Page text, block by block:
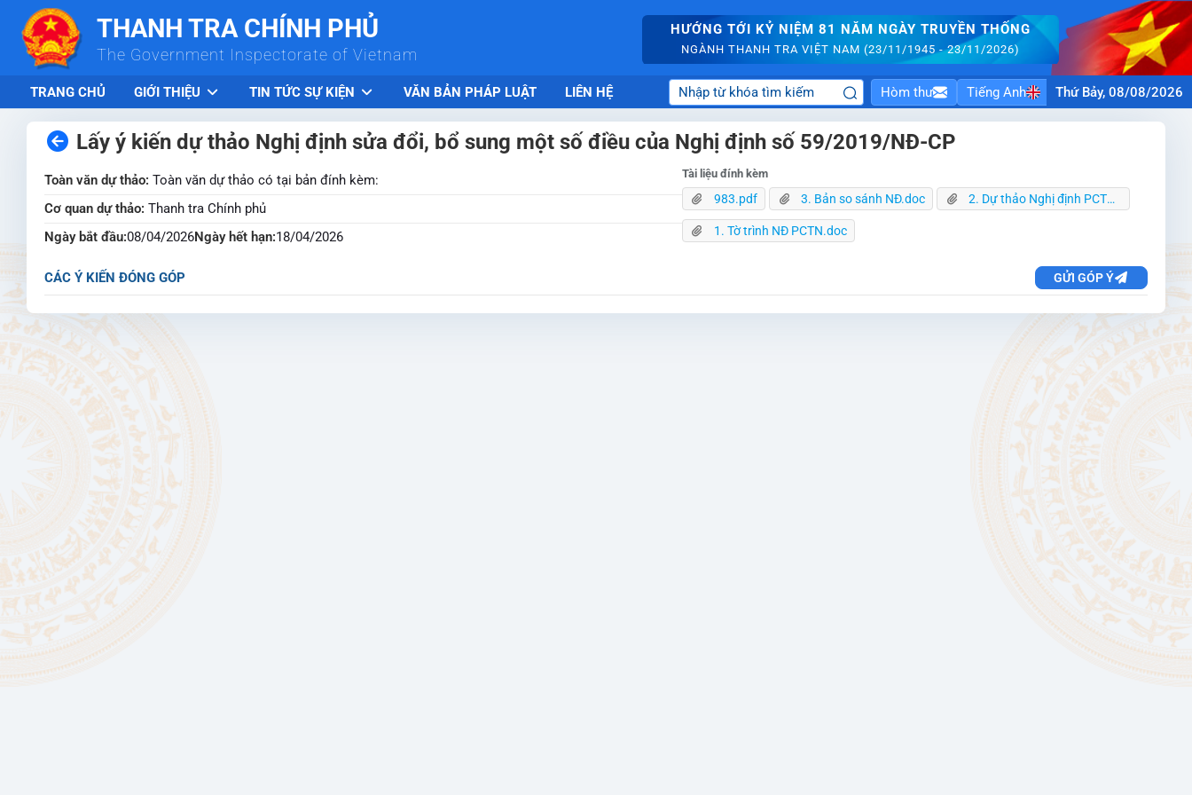
Skip to Main ContentTHANH TRA CHÍNH PHỦ
The Government Inspectorate of Vietnam
HƯỚNG TỚI KỶ NIỆM 81 NĂM NGÀY TRUYỀN THỐNG
NGÀNH THANH TRA VIỆT NAM (23/11/1945 - 23/11/2026)
TRANG CHỦ GIỚI THIỆU TIN TỨC SỰ KIỆN VĂN BẢN PHÁP LUẬT LIÊN HỆ Hòm thư Tiếng Anh Thứ Bảy, 08/08/2026
Lấy ý kiến dự thảo Nghị định sửa đổi, bổ sung một số điều của Nghị định số 59/2019/NĐ-CP
Toàn văn dự thảo: Toàn văn dự thảo có tại bản đính kèm:
Cơ quan dự thảo: Thanh tra Chính phủ
Ngày bắt đầu:08/04/2026Ngày hết hạn:18/04/2026
Tài liệu đính kèm
983.pdf 3. Bản so sánh NĐ.doc 2. Dự thảo Nghị định PCTN.docx
1. Tờ trình NĐ PCTN.doc
CÁC Ý KIẾN ĐÓNG GÓP GỬI GÓP Ý